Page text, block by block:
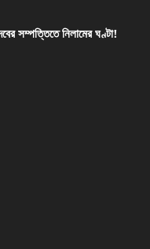
সম্পত্তিতে নিলামের ঘণ্টা!